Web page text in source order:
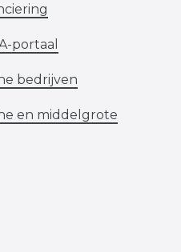
portaal
bedrijven
en middelgrote